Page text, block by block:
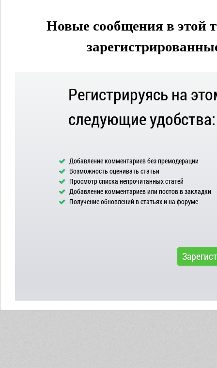
Новые сообщения в этой
Регистрируясь на
следующие удобства:
Добавление комментариев без премодерации
Возможность оценивать статьи
Просмотр списка непрочитанных статей
Добавление комментариев или постов в закладки
Получение обновлений в статьях и на форуме